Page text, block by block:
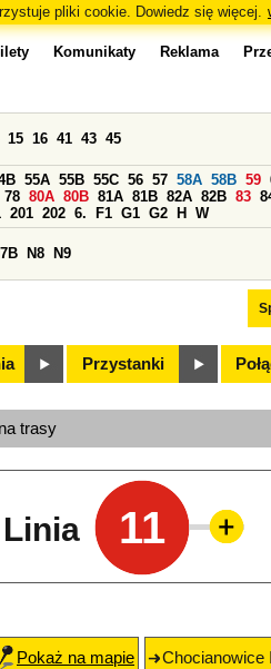
pliki cookie. Dowiedz się więcej.
Komunikaty Reklama
15 16 41 43 45
55A 55B 55C 56 57 58A 58B 59
78 80A 80B 81A 81B 82A 82B 83
201 202 6. F1 G1 G2 H W
N8 N9
Przystanki
trasy
Linia 11
Pokaż na mapie
Chocianowice